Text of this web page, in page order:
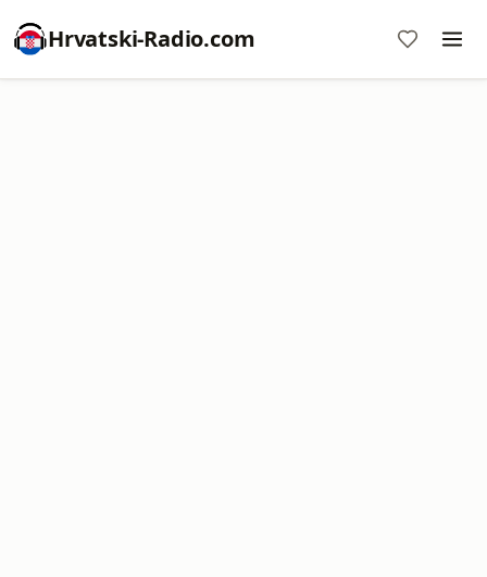
Hrvatski-Radio.com